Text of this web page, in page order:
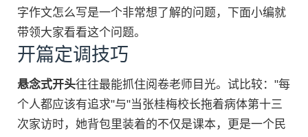
字作文怎么写是一个非常想了解的问题，下面小编就
带领大家看看这个问题。
开篇定调技巧
悬念式开头往往最能抓住阅卷老师目光。试比较："每
个人都应该有追求"与"当张桂梅校长拖着病体第十三
次家访时，她背包里装着的不仅是课本，更是一个民